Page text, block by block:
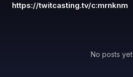
https://twitcasting.tv/c:mrnknm
No posts yet